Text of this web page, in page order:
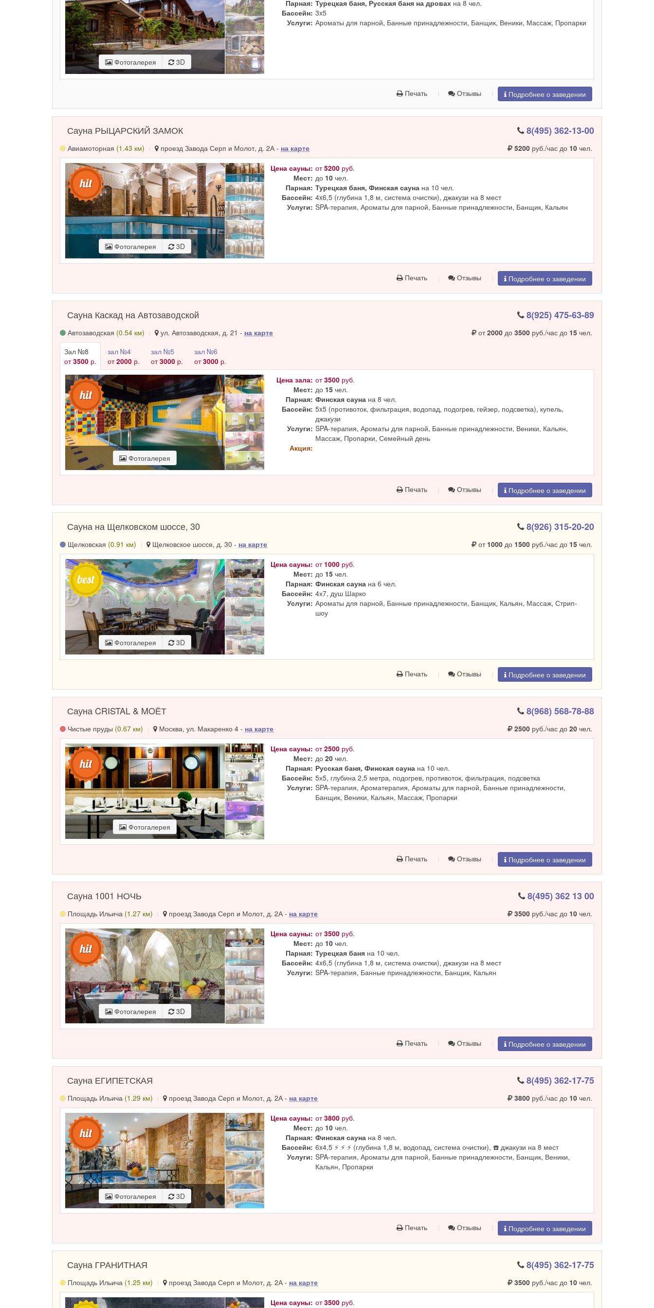
Фотогалерея 3D
Парная: Турецкая баня, Русская баня на дровах на 8 чел.
Бассейн: 3x5
Услуги: Ароматы для парной, Банные принадлежности, Банщик, Веники, Массаж, Пропарки
Печать Отзывы Подробнее о заведении
Сауна РЫЦАРСКИЙ ЗАМОК 8(495) 362-13-00
Авиамоторная (1.43 км) проезд Завода Серп и Молот, д. 2А - на карте 5200руб./час до 10чел.
Фотогалерея 3D
Цена сауны: от5200 руб.
Мест: до 10 чел.
Парная: Турецкая баня, Финская сауна на 10 чел.
Бассейн: 4x6,5 (глубина 1,8 м, система очистки), джакузи на 8 мест
Услуги: SPA-терапия, Ароматы для парной, Банные принадлежности, Банщик, Кальян
Печать Отзывы Подробнее о заведении
Сауна Каскад на Автозаводской 8(925) 475-63-89
Автозаводская (0.54 км) ул. Автозаводская, д. 21 - на карте от2000до 3500руб./час до 15чел.
Зал №8
от3500 р.
зал №4
от2000 р.
зал №5
от3000 р.
зал №6
от3000 р.
Фотогалерея
Цена зала: от3500 руб.
Мест: до 15 чел.
Парная: Финская сауна на 8 чел.
Бассейн: 5x5 (противоток, фильтрация, водопад, подогрев, гейзер, подсветка), купель,
джакузи
Услуги: SPA-терапия, Ароматы для парной, Банные принадлежности, Веники, Кальян,
Массаж, Пропарки, Семейный день
Акция:
Печать Отзывы Подробнее о заведении
Сауна на Щелковском шоссе, 30 8(926) 315-20-20
Щелковская (0.91 км) Щелковское шоссе, д. 30 - на карте от 1000до 1500руб./час до 15чел.
Фотогалерея 3D
Цена сауны: от 1000 руб.
Мест: до 15 чел.
Парная: Финская сауна на 6 чел.
Бассейн: 4х7, душ Шарко
Услуги: Ароматы для парной, Банные принадлежности, Банщик, Кальян, Массаж, Стрип-
шоу
Печать Отзывы Подробнее о заведении
Сауна CRISTAL & MOЁТ 8(968) 568-78-88
Чистые пруды (0.67 км) Москва, ул. Макаренко 4 - на карте 2500руб./час до 20чел.
Фотогалерея
Цена сауны: от2500 руб.
Мест: до20 чел.
Парная: Русская баня, Финская сауна на 10 чел.
Бассейн: 5х5, глубина 2,5 метра, подогрев, противоток, фильтрация, подсветка
Услуги: SPA-терапия, Ароматерапия, Ароматы для парной, Банные принадлежности,
Банщик, Веники, Кальян, Массаж, Пропарки
Печать Отзывы Подробнее о заведении
Сауна 1001 НОЧЬ 8(495) 362 13 00
Площадь Ильича (1.27 км) проезд Завода Серп и Молот, д. 2А - на карте 3500руб./час до 10чел.
Фотогалерея 3D
Цена сауны: от3500 руб.
Мест: до 10 чел.
Парная: Турецкая баня на 10 чел.
Бассейн: 4x6,5 (глубина 1,8 м, система очистки), джакузи на 8 мест
Услуги: SPA-терапия, Банные принадлежности, Банщик, Кальян
Печать Отзывы Подробнее о заведении
Сауна ЕГИПЕТСКАЯ 8(495) 362-17-75
Площадь Ильича (1.29 км) проезд Завода Серп и Молот, д. 2А - на карте 3800руб./час до 10чел.
Фотогалерея 3D
Цена сауны: от3800 руб.
Мест: до 10 чел.
Парная: Финская сауна на 8 чел.
Бассейн: 6x4,5 ⚡ ⚡ ⚡ (глубина 1,8 м, водопад, система очистки), ☎️ джакузи на 8 мест
Услуги: SPA-терапия, Ароматы для парной, Банные принадлежности, Банщик, Веники,
Кальян, Пропарки
Печать Отзывы Подробнее о заведении
Сауна ГРАНИТНАЯ 8(495) 362-17-75
Площадь Ильича (1.25 км) проезд Завода Серп и Молот, д. 2А - на карте 3500руб./час до 10чел.
Цена сауны: от3500 руб.